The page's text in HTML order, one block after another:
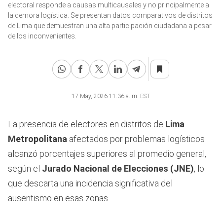
minutes,
seconds
electoral responde a causas multicausales y no principalmente a
la demora logística. Se presentan datos comparativos de distritos
de Lima que demuestran una alta participación ciudadana a pesar
de los inconvenientes.
17 May, 2026 11:36 a. m. EST
La presencia de electores en distritos de Lima
Metropolitana afectados por problemas logísticos
alcanzó porcentajes superiores al promedio general,
según el Jurado Nacional de Elecciones (JNE), lo
que descarta una incidencia significativa del
ausentismo en esas zonas.